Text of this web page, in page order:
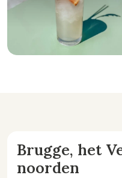
Brugge, het
noorden